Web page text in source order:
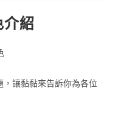
介紹
讓黏黏來告訴你為各位